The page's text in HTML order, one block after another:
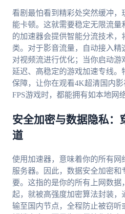
看剧最怕看到精彩处突然缓冲，
能卡顿。这就需要稳定无限流量
的加速器会提供智能分流技术，
类。对于影音流量，自动接入精
对视频流进行优化；当你启动游
延迟、高稳定的游戏加速专线。
保障，让你在观看4K超清国内
FPS游戏时，都能拥有如本地网
安全加密与数据隐私：
道
使用加速器，意味着你的所有网
服务器。因此，数据安全加密和
要。这指的是你的所有上网数据
起，就被高强度加密算法封装，
输至国内节点，全程防止被窃听